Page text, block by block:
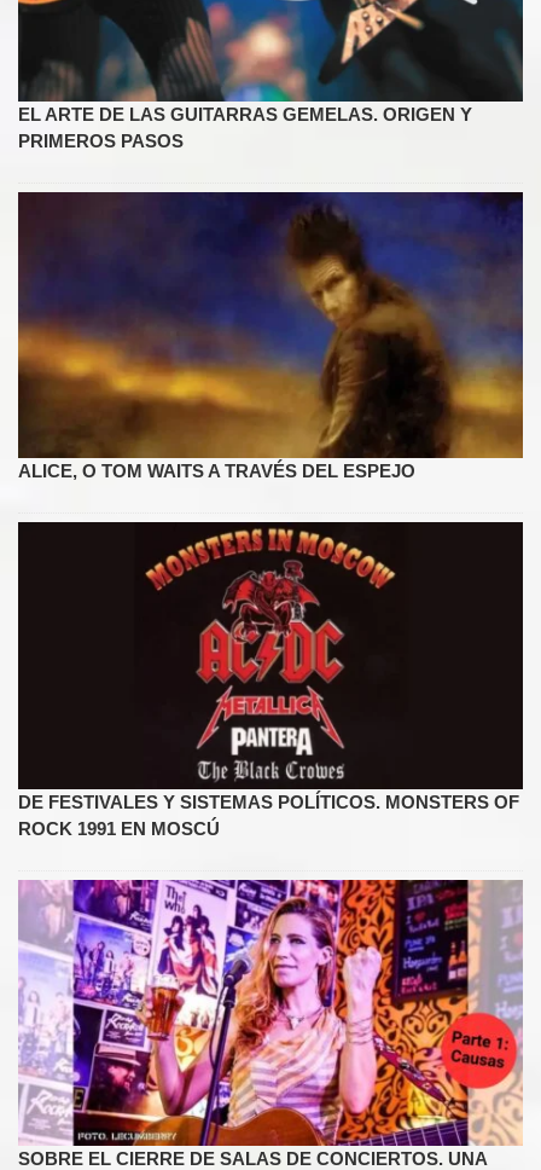
EL ARTE DE LAS GUITARRAS GEMELAS. ORIGEN Y
PRIMEROS PASOS
ALICE, O TOM WAITS A TRAVÉS DEL ESPEJO
DE FESTIVALES Y SISTEMAS POLÍTICOS. MONSTERS OF
ROCK 1991 EN MOSCÚ
SOBRE EL CIERRE DE SALAS DE CONCIERTOS. UNA